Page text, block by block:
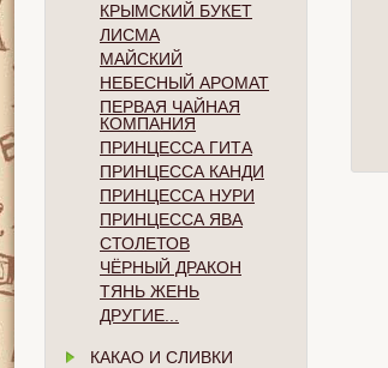
КРЫМСКИЙ БУКЕТ
ЛИСМА
МАЙСКИЙ
НЕБЕСНЫЙ АРОМАТ
ПЕРВАЯ ЧАЙНАЯ
КОМПАНИЯ
ПРИНЦЕССА ГИТА
ПРИНЦЕССА КАНДИ
ПРИНЦЕССА НУРИ
ПРИНЦЕССА ЯВА
СТОЛЕТОВ
ЧЁРНЫЙ ДРАКОН
ТЯНЬ ЖЕНЬ
ДРУГИЕ...
КАКАО И СЛИВКИ